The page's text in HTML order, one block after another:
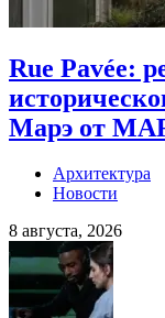
Rue Pavée:
Марэ от
Архитектура
Новости
8 августа, 2026